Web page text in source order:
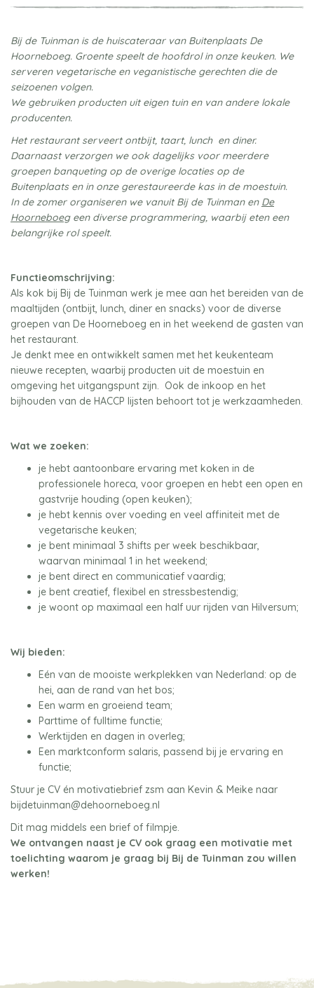
Bij de Tuinman is de huiscateraar van Buitenplaats De
Hoorneboeg. Groente speelt de hoofdrol in onze keuken. We
serveren vegetarische en veganistische gerechten die de
seizoenen volgen.
We gebruiken producten uit eigen tuin en van andere lokale
producenten.
Het restaurant serveert ontbijt, taart, lunch en diner.
Daarnaast verzorgen we ook dagelijks voor meerdere
groepen banqueting op de overige locaties op de
Buitenplaats en in onze gerestaureerde kas in de moestuin.
In de zomer organiseren we vanuit Bij de Tuinman en De
Hoorneboegeen diverse programmering, waarbij eten een
belangrijke rol speelt.
Functieomschrijving:
Als kok bij Bij de Tuinman werk je mee aan het bereiden van de
maaltijden (ontbijt, lunch, diner en snacks) voor de diverse
groepen van De Hoorneboeg en in het weekend de gasten van
het restaurant.
Je denkt mee en ontwikkelt samen met het keukenteam
nieuwe recepten, waarbij producten uit de moestuin en
omgeving het uitgangspunt zijn. Ook de inkoop en het
bijhouden van de HACCP lijsten behoort tot je werkzaamheden.
Wat we zoeken:
je hebt aantoonbare ervaring met koken in de
professionele horeca, voor groepen en hebt een open en
gastvrije houding (open keuken);
je hebt kennis over voeding en veel affiniteit met de
vegetarische keuken;
je bent minimaal 3 shifts per week beschikbaar,
waarvan minimaal 1 in het weekend;
je bent direct en communicatief vaardig;
je bent creatief, flexibel en stressbestendig;
je woont op maximaal een half uur rijden van Hilversum;
Wij bieden:
Eén van de mooiste werkplekken van Nederland: op de
hei, aan de rand van het bos;
Een warm en groeiend team;
Parttime of fulltime functie;
Werktijden en dagen in overleg;
Een marktconform salaris, passend bij je ervaring en
functie;
Stuur je CV én motivatiebrief zsm aan Kevin & Meike naar
bijdetuinman@dehoorneboeg.nl
Dit mag middels een brief of filmpje.
We ontvangen naast je CV ook graag een motivatie met
toelichting waarom je graag bij Bij de Tuinman zou willen
werken!